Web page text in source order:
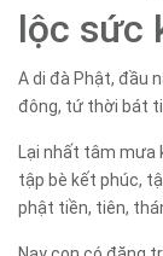
lộc sức
A di đà Phật, đầu
đông, tứ thời bát
Lại nhất tâm mưa
tập bè kết phúc,
phật tiền, tiên,